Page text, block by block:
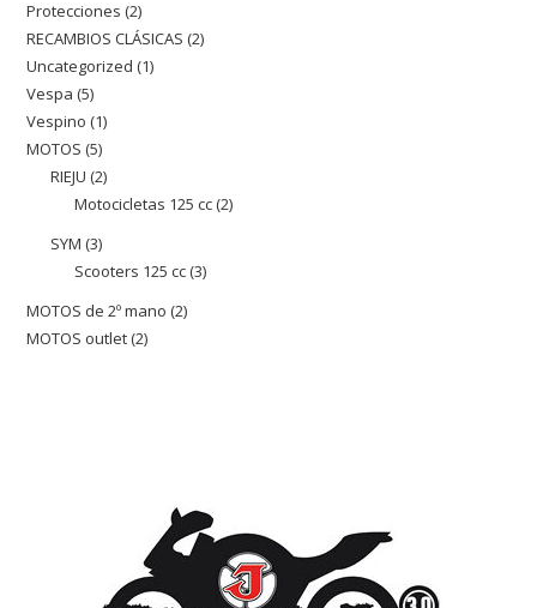
Protecciones 22
productos
RECAMBIOS CLÁSICAS 22
Uncategorized 11
Vespa 55
productos
Vespino 11
MOTOS 55
productos
RIEJU 22
productos
Motocicletas 125 cc 22
SYM 33
productos
Scooters 125 cc 33
MOTOS de 2º mano 22
MOTOS outlet 22